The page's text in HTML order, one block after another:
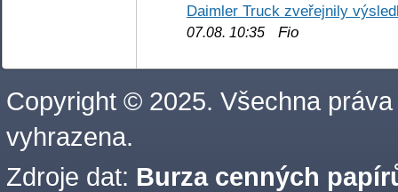
Daimler Truck zveřejnily
07.08. 10:35 Fio
Copyright © 2025. Všechna práva
vyhrazena.
Zdroje dat: Burza cenných